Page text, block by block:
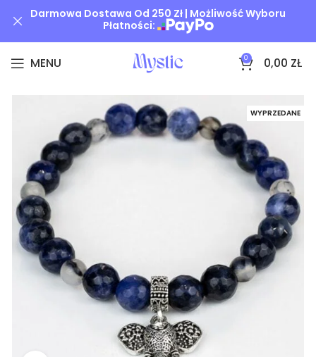
MENU 0 0,00 ZŁ
WYPRZEDANE
Darmowa Dostawa Od 250 Zł | Możliwość Wyboru
Płatności: